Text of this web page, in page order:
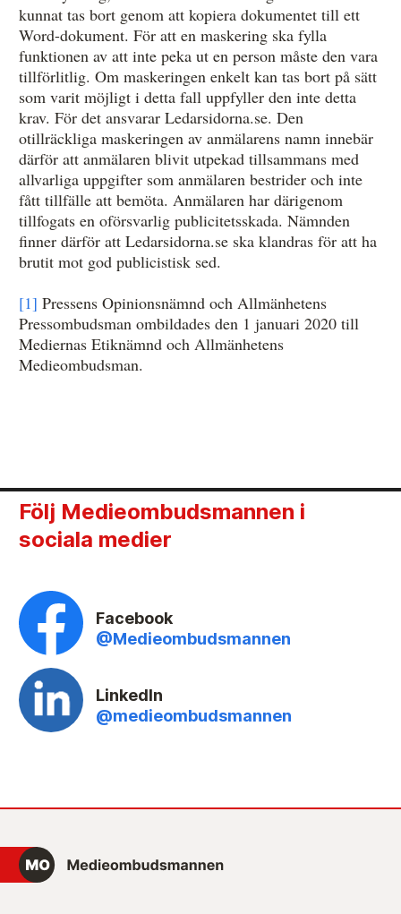
kunnat tas bort genom att kopiera dokumentet till ett
Word-dokument. För att en maskering ska fylla
funktionen av att inte peka ut en person måste den vara
tillförlitlig. Om maskeringen enkelt kan tas bort på sätt
som varit möjligt i detta fall uppfyller den inte detta
krav. För det ansvarar Ledarsidorna.se. Den
otillräckliga maskeringen av anmälarens namn innebär
därför att anmälaren blivit utpekad tillsammans med
allvarliga uppgifter som anmälaren bestrider och inte
fått tillfälle att bemöta. Anmälaren har därigenom
tillfogats en oförsvarlig publicitetsskada. Nämnden
finner därför att Ledarsidorna.se ska klandras för att ha
brutit mot god publicistisk sed.
[1] Pressens Opinionsnämnd och Allmänhetens
Pressombudsman ombildades den 1 januari 2020 till
Mediernas Etiknämnd och Allmänhetens
Medieombudsman.
Följ Medieombudsmannen i
sociala medier
Facebook
@Medieombudsmannen
LinkedIn
@medieombudsmannen